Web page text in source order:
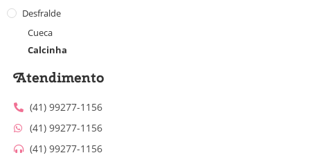
Desfralde
Cueca
Calcinha
Atendimento
(41) 99277-1156
(41) 99277-1156
(41) 99277-1156